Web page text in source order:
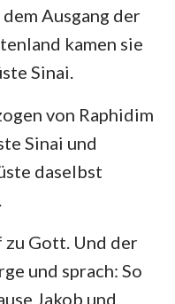
Ausgang der
kamen sie
Sinai.
von Raphidim
Sinai und
daselbst
zu Gott. Und der
und sprach: So
Jakob und